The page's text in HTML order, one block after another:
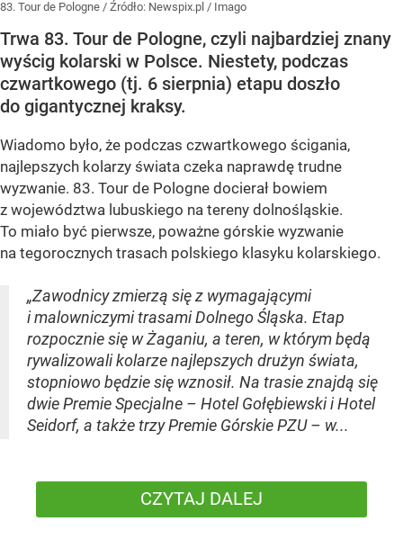
83. Tour de Pologne / Źródło: Newspix.pl / Imago
Trwa 83. Tour de Pologne, czyli najbardziej znany
wyścig kolarski w Polsce. Niestety, podczas
czwartkowego (tj. 6 sierpnia) etapu doszło
do gigantycznej kraksy.
Wiadomo było, że podczas czwartkowego ścigania,
najlepszych kolarzy świata czeka naprawdę trudne
wyzwanie. 83. Tour de Pologne docierał bowiem
z województwa lubuskiego na tereny dolnośląskie.
To miało być pierwsze, poważne górskie wyzwanie
na tegorocznych trasach polskiego klasyku kolarskiego.
„Zawodnicy zmierzą się z wymagającymi
i malowniczymi trasami Dolnego Śląska. Etap
rozpocznie się w Żaganiu, a teren, w którym będą
rywalizowali kolarze najlepszych drużyn świata,
stopniowo będzie się wznosił. Na trasie znajdą się
dwie Premie Specjalne – Hotel Gołębiewski i Hotel
Seidorf, a także trzy Premie Górskie PZU – w...
CZYTAJ DALEJ